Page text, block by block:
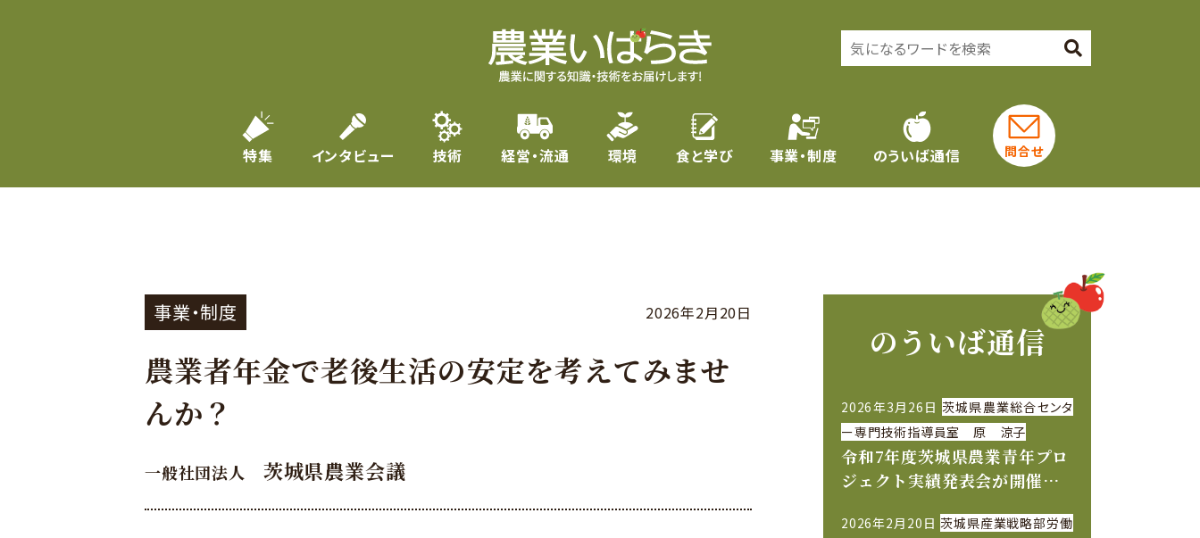
特集 インタビュー 技術 経営・流通 環境 食と学び 事業・制度 のういば通信 問合せ
事業・制度 2026年2月20日
農業者年金で老後生活の安定を考えてみませ
んか？
一般社団法人 茨城県農業会議
のういば通信
2026年3月26日 茨城県農業総合センタ
ー専門技術指導員室 原 涼子
令和7年度茨城県農業青年プロ
ジェクト実績発表会が開催さ
2026年2月20日 茨城県産業戦略部労働